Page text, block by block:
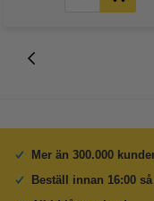
Mer än 300.000
Beställ innan 16:00